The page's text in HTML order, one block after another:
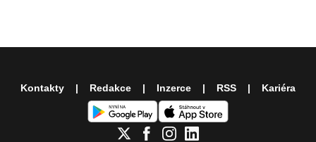
Kontakty Redakce Inzerce RSS Kariéra